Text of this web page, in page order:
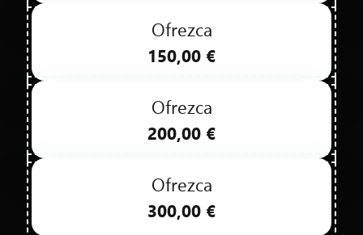
Ofrezca
150,00 €
Ofrezca
200,00 €
Ofrezca
300,00 €